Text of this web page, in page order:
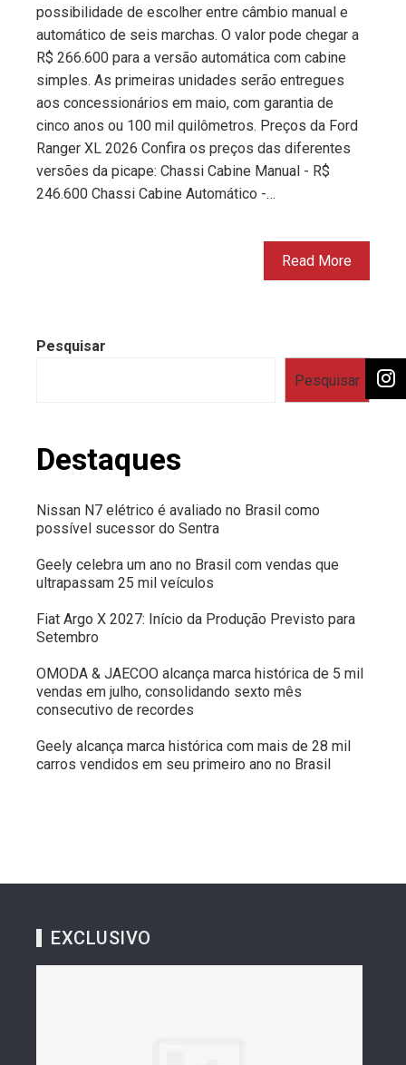
possibilidade de escolher entre câmbio manual e
automático de seis marchas. O valor pode chegar a
R$ 266.600 para a versão automática com cabine
simples. As primeiras unidades serão entregues
aos concessionários em maio, com garantia de
cinco anos ou 100 mil quilômetros. Preços da Ford
Ranger XL 2026 Confira os preços das diferentes
versões da picape: Chassi Cabine Manual - R$
246.600 Chassi Cabine Automático -…
Read More
Pesquisar
Pesquisar
Destaques
Nissan N7 elétrico é avaliado no Brasil como
possível sucessor do Sentra
Geely celebra um ano no Brasil com vendas que
ultrapassam 25 mil veículos
Fiat Argo X 2027: Início da Produção Previsto para
Setembro
OMODA & JAECOO alcança marca histórica de 5 mil
vendas em julho, consolidando sexto mês
consecutivo de recordes
Geely alcança marca histórica com mais de 28 mil
carros vendidos em seu primeiro ano no Brasil
EXCLUSIVO